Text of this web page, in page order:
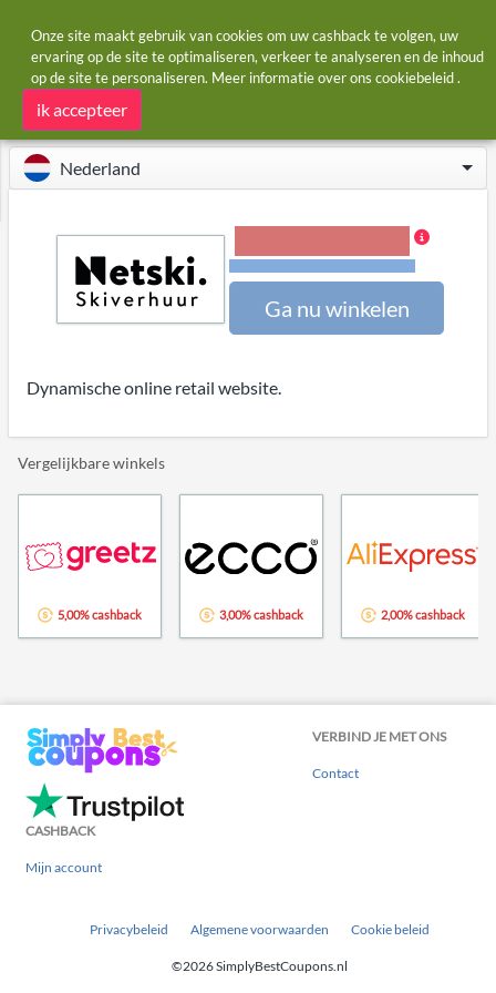
Startpagina Winkels Netski.com
Netski.com cashback
Nederland
Ga nu winkelen
Dynamische online retail website.
Vergelijkbare winkels
5,00% cashback 3,00% cashback 2,00% cashback
VERBIND JE MET ONS
Contact
CASHBACK
Mijn account
Privacybeleid Algemene voorwaarden Cookie beleid
©2026 SimplyBestCoupons.nl
Onze site maakt gebruik van cookies om uw cashback te volgen, uw
ervaring op de site te optimaliseren, verkeer te analyseren en de inhoud
op de site te personaliseren. Meer informatie over ons cookiebeleid.
ik accepteer